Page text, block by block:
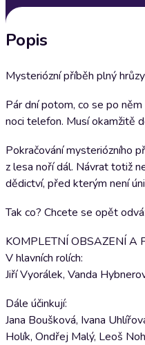
Popis
Mysteriózní příběh plný
Pár dní potom, co se po
noci telefon. Musí okamžitě
Pokračování mysteriózního
z lesa noří dál. Návrat totiž
dědictví, před kterým není
Tak co? Chcete se opět
KOMPLETNÍ OBSAZENÍ A
V hlavních rolích:
Jiří Vyorálek, Vanda
Dále účinkují:
Jana Boušková, Ivana
Holík, Ondřej Malý, Leoš